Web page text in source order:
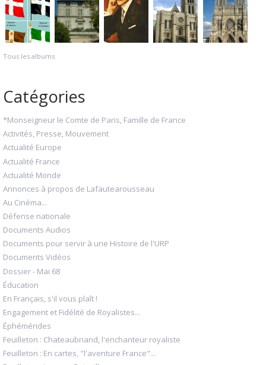
Tous les albums
Catégories
*Monseigneur le Comte de Paris, Famille de France
Activités, Presse, Mouvement
Actualité Europe
Actualité France
Actualité Monde
Annonces à propos de Lafautearousseau
Au Cinéma...
Défense nationale
Documents Audios
Documents pour servir à une Histoire de l'URP
Documents Vidéos
Dossier - Mai 68
Éducation
En Français, s'il vous plaît !
Engagement et Fidélité de Royalistes...
Éphémérides
Feuilleton : Chateaubriand, l'enchanteur royaliste
Feuilleton : En cartes, "l'aventure France"...